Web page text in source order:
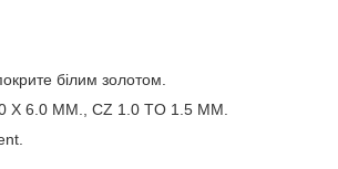
білим золотом.
X 6.0 MM., CZ 1.0 TO 1.5 MM.